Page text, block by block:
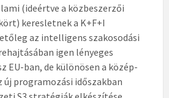
(ideértve a közbeszerzői
keresletnek a K+F+I
az intelligens szakosodási
igen lényeges
EU-ban, de különösen a közép-
új programozási időszakban